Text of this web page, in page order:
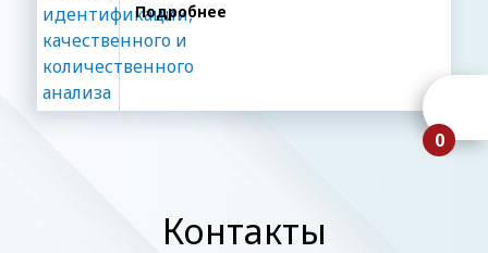
Подробнее
Контакты
0